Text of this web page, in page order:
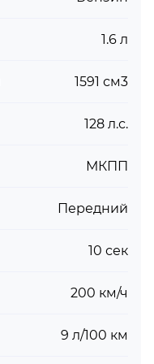
1.6 л
1591 см3
128 л.с.
МКПП
Передний
10 сек
200 км/ч
9 л/100 км